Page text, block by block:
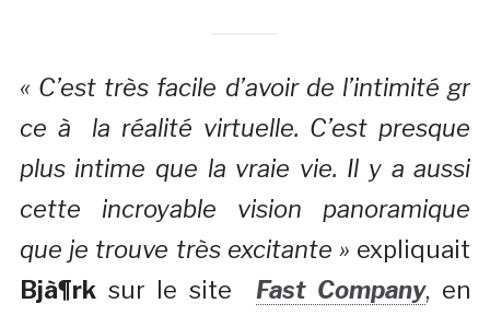
« C’est très facile d’avoir de l’intimité gr
ce à la réalité virtuelle. C’est presque
plus intime que la vraie vie. Il y a aussi
cette incroyable vision panoramique
que je trouve très excitante » expliquait
Bjà¶rksur le site Fast Company, en